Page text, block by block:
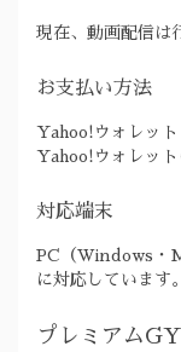
現在、動画配信は
お支払い方法
Yahoo!ウォレット
Yahoo!ウォレット
対応端末
PC（Windows・
に対応しています。
プレミアム